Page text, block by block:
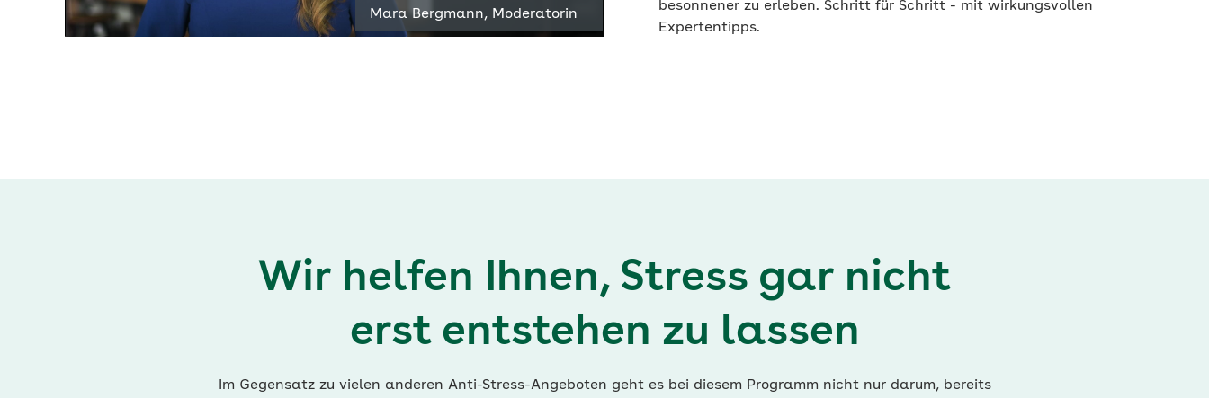
besonnener zu erleben. Schritt für Schritt - mit wirkungsvollen
Expertentipps.
Mara Bergmann, Moderatorin
Wir helfen Ihnen, Stress gar nicht
erst entstehen zu lassen
Im Gegensatz zu vielen anderen Anti-Stress-Angeboten geht es bei diesem Programm nicht nur darum, bereits